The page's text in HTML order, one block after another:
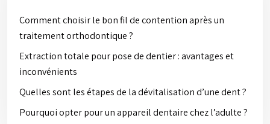
Comment choisir le bon fil de contention après un
traitement orthodontique ?
Extraction totale pour pose de dentier : avantages et
inconvénients
Quelles sont les étapes de la dévitalisation d’une dent ?
Pourquoi opter pour un appareil dentaire chez l’adulte ?